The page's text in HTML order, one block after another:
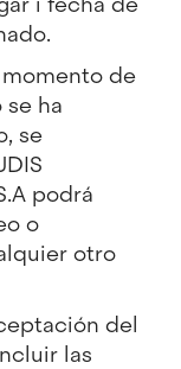
momento de
ha
se
podrá
o
otro
del
las